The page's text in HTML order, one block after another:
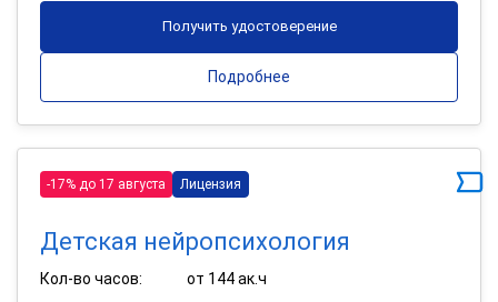
Получить удостоверение
Подробнее
-17% до 17 августа Лицензия
Детская нейропсихология
Кол-во часов:
от 144 ак.ч